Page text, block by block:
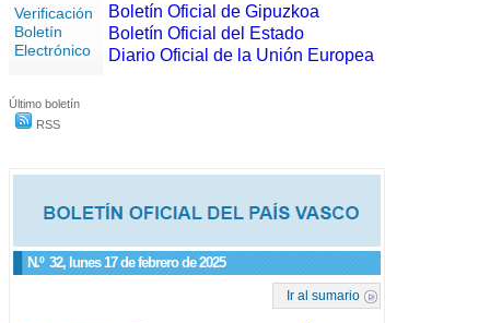
Verificación
Boletín
Electrónico
Último boletín
RSS
N.º 32, lunes 17 de febrero de 2025
Ir al sumario
Boletín Oficial de Gipuzkoa
Boletín Oficial del Estado
Diario Oficial de la Unión Europea